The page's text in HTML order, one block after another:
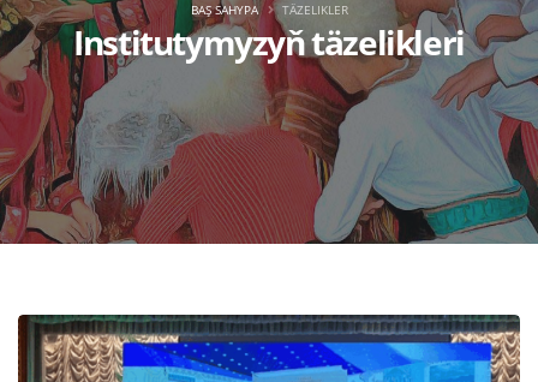
Institutymyzyň täzelikleri
BAŞ SAHYPA TÄZELIKLER